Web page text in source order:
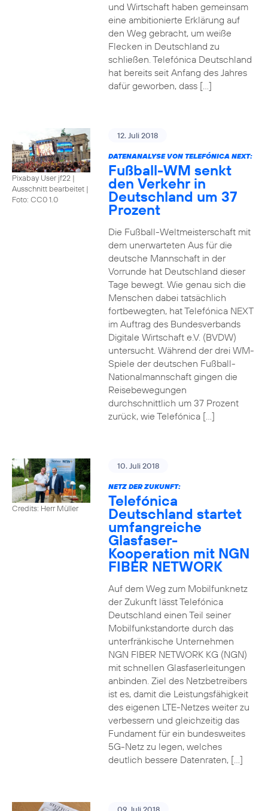
und Wirtschaft haben gemeinsam
eine ambitionierte Erklärung auf
den Weg gebracht, um weiße
Flecken in Deutschland zu
schließen. Telefónica Deutschland
hat bereits seit Anfang des Jahres
dafür geworben, dass […]
Pixabay User jf22 |
Ausschnitt bearbeitet |
Foto: CC0 1.0
12. Juli 2018
DATENANALYSE VON TELEFÓNICA NEXT:
Fußball-WM senkt
den Verkehr in
Deutschland um 37
Prozent
Die Fußball-Weltmeisterschaft mit
dem unerwarteten Aus für die
deutsche Mannschaft in der
Vorrunde hat Deutschland dieser
Tage bewegt. Wie genau sich die
Menschen dabei tatsächlich
fortbewegten, hat Telefónica NEXT
im Auftrag des Bundesverbands
Digitale Wirtschaft e.V. (BVDW)
untersucht. Während der drei WM-
Spiele der deutschen Fußball-
Nationalmannschaft gingen die
Reisebewegungen
durchschnittlich um 37 Prozent
zurück, wie Telefónica […]
Credits: Herr Müller
10. Juli 2018
NETZ DER ZUKUNFT:
Telefónica
Deutschland startet
umfangreiche
Glasfaser-
Kooperation mit NGN
FIBER NETWORK
Auf dem Weg zum Mobilfunknetz
der Zukunft lässt Telefónica
Deutschland einen Teil seiner
Mobilfunkstandorte durch das
unterfränkische Unternehmen
NGN FIBER NETWORK KG (NGN)
mit schnellen Glasfaserleitungen
anbinden. Ziel des Netzbetreibers
ist es, damit die Leistungsfähigkeit
des eigenen LTE-Netzes weiter zu
verbessern und gleichzeitig das
Fundament für ein bundesweites
5G-Netz zu legen, welches
deutlich bessere Datenraten, […]